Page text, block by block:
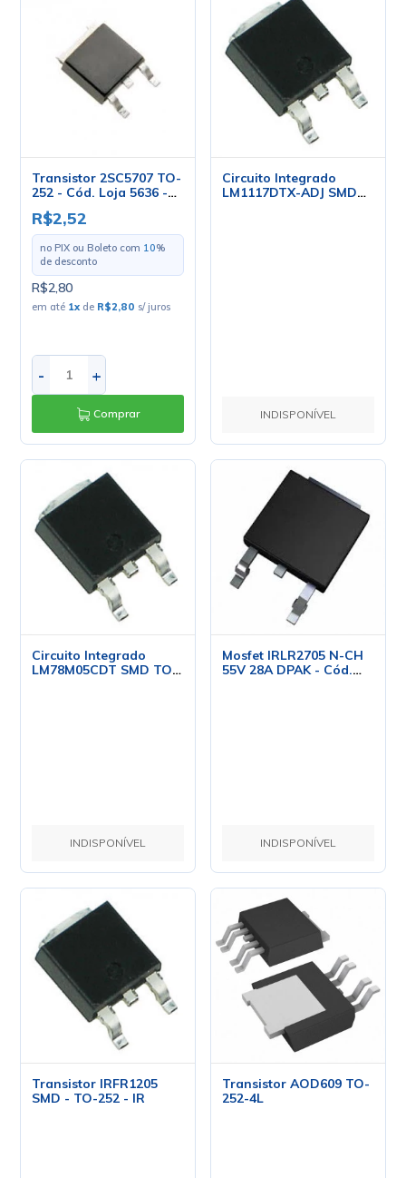
Transistor 2SC5707 TO-
252 - Cód. Loja 5636 -
ST
R$2,52
no PIX ou Boleto com 10%
de desconto
R$2,80
em até 1x de R$2,80 s/ juros
- +
Comprar
Circuito Integrado
LM1117DTX-ADJ SMD
INDISPONÍVEL
Circuito Integrado
LM78M05CDT SMD TO-
INDISPONÍVEL
Mosfet IRLR2705 N-CH
55V 28A DPAK - Cód.
INDISPONÍVEL
Transistor IRFR1205
SMD - TO-252 - IR
Transistor AOD609 TO-
252-4L